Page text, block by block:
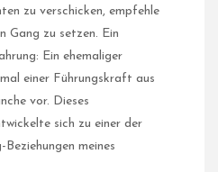
zu verschicken, empfehle
Gang zu setzen. Ein
Ein ehemaliger
einer Führungskraft aus
vor. Dieses
sich zu einer der
meines